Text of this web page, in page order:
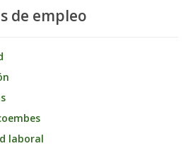
de empleo
laboral